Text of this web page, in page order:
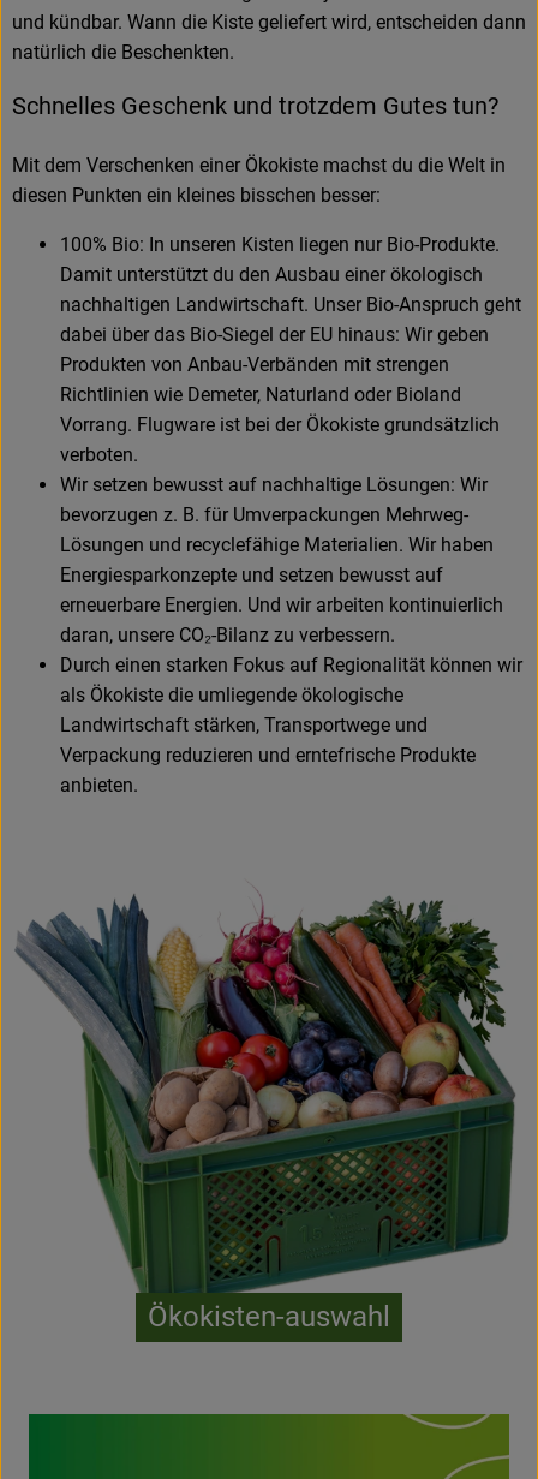
und kündbar. Wann die Kiste geliefert wird, entscheiden dann
natürlich die Beschenkten.
Schnelles Geschenk und trotzdem Gutes tun?
Mit dem Verschenken einer Ökokiste machst du die Welt in
diesen Punkten ein kleines bisschen besser:
100% Bio: In unseren Kisten liegen nur Bio-Produkte.
Damit unterstützt du den Ausbau einer ökologisch
nachhaltigen Landwirtschaft. Unser Bio-Anspruch geht
dabei über das Bio-Siegel der EU hinaus: Wir geben
Produkten von Anbau-Verbänden mit strengen
Richtlinien wie Demeter, Naturland oder Bioland
Vorrang. Flugware ist bei der Ökokiste grundsätzlich
verboten.
Wir setzen bewusst auf nachhaltige Lösungen: Wir
bevorzugen z. B. für Umverpackungen Mehrweg-
Lösungen und recyclefähige Materialien. Wir haben
Energiesparkonzepte und setzen bewusst auf
erneuerbare Energien. Und wir arbeiten kontinuierlich
daran, unsere CO₂-Bilanz zu verbessern.
Durch einen starken Fokus auf Regionalität können wir
als Ökokiste die umliegende ökologische
Landwirtschaft stärken, Transportwege und
Verpackung reduzieren und erntefrische Produkte
anbieten.
Ökokisten-auswahl